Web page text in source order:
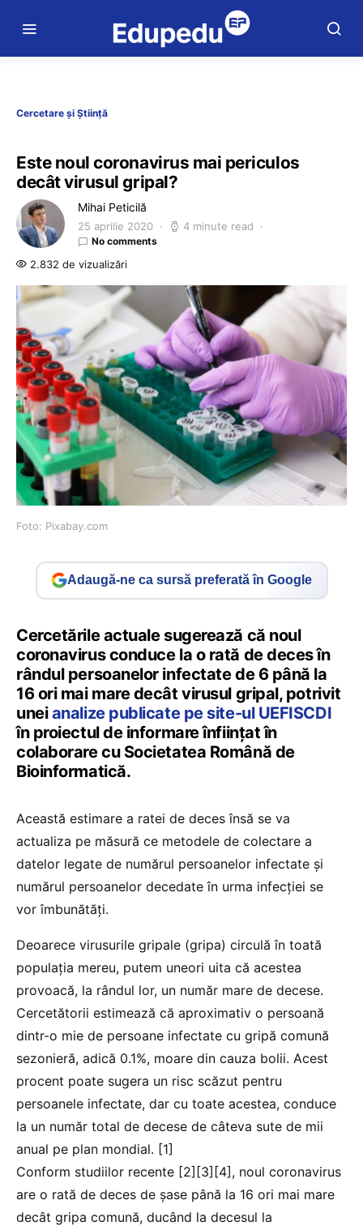
Cercetare și Știință
Este noul coronavirus mai periculos
decât virusul gripal?
Mihai Peticilă
25 aprilie 2020 4 minute read
No comments
2.832 de vizualizări
Foto: Pixabay.com
Adaugă-ne ca sursă preferată în Google
Cercetările actuale sugerează că noul
coronavirus conduce la o rată de deces în
rândul persoanelor infectate de 6 până la
16 ori mai mare decât virusul gripal, potrivit
uneianalize publicate pe site-ul UEFISCDI
în proiectul de informare înfiinţat în
colaborare cu Societatea Română de
Bioinformatică.
Această estimare a ratei de deces însă se va
actualiza pe măsură ce metodele de colectare a
datelor legate de numărul persoanelor infectate și
numărul persoanelor decedate în urma infecției se
vor îmbunătăți.
Deoarece virusurile gripale (gripa) circulă în toată
populația mereu, putem uneori uita că acestea
provoacă, la rândul lor, un număr mare de decese.
Cercetătorii estimează că aproximativ o persoană
dintr-o mie de persoane infectate cu gripă comună
sezonieră, adică 0.1%, moare din cauza bolii. Acest
procent poate sugera un risc scăzut pentru
persoanele infectate, dar cu toate acestea, conduce
la un număr total de decese de câteva sute de mii
anual pe plan mondial. [1]
Conform studiilor recente [2][3][4], noul coronavirus
are o rată de deces de șase până la 16 ori mai mare
decât gripa comună, ducând la decesul la